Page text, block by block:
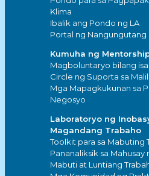
Klima
Ibalik ang Pondo ng LA
Portal ng Nangungutang
Kumuha ng
Magboluntaryo bilang
Circle ng Suporta sa
Mga Mapagkukunan sa
Negosyo
Laboratoryo ng
Magandang Trabaho
Toolkit para sa Mabuting
Pananaliksik sa Mahusay
Mabuti at Luntiang